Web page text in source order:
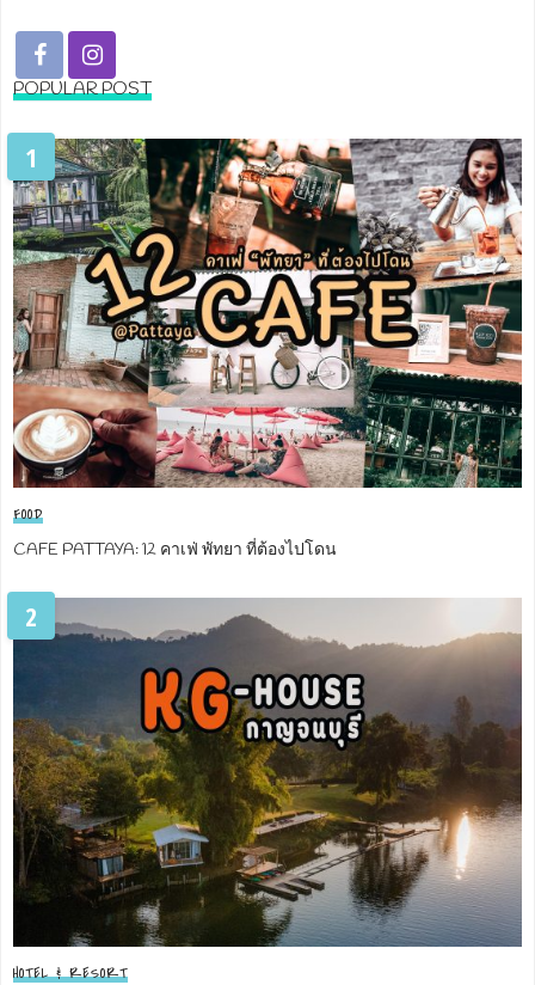
POPULAR POST
1
FOOD
CAFE PATTAYA: 12 คาเฟ่ พัทยา ที่ต้องไปโดน
2
HOTEL & RESORT